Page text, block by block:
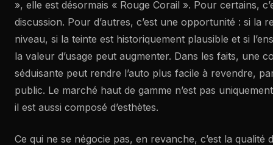
», elle est désormais « Rouge Corail ». Pour certains,
discussion. Pour d’autres, c’est une opportunité : si la
niveau, si la teinte est historiquement plausible et si
la valeur d’usage peut augmenter. Dans les faits, une
séduisante peut rendre l’auto plus facile à revendre,
public. Le marché haut de gamme n’est pas
il est aussi composé d’esthètes.
Ce qui ne se négocie pas, en revanche, c’est la qualité